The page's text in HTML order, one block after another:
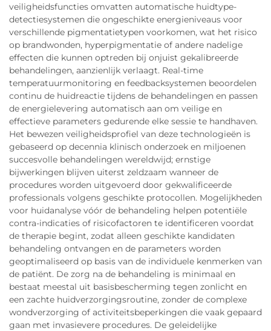
veiligheidsfuncties omvatten automatische huidtype-
detectiesystemen die ongeschikte energieniveaus voor
verschillende pigmentatietypen voorkomen, wat het risico
op brandwonden, hyperpigmentatie of andere nadelige
effecten die kunnen optreden bij onjuist gekalibreerde
behandelingen, aanzienlijk verlaagt. Real-time
temperatuurmonitoring en feedbacksystemen beoordelen
continu de huidreactie tijdens de behandelingen en passen
de energielevering automatisch aan om veilige en
effectieve parameters gedurende elke sessie te handhaven.
Het bewezen veiligheidsprofiel van deze technologieën is
gebaseerd op decennia klinisch onderzoek en miljoenen
succesvolle behandelingen wereldwijd; ernstige
bijwerkingen blijven uiterst zeldzaam wanneer de
procedures worden uitgevoerd door gekwalificeerde
professionals volgens geschikte protocollen. Mogelijkheden
voor huidanalyse vóór de behandeling helpen potentiële
contra-indicaties of risicofactoren te identificeren voordat
de therapie begint, zodat alleen geschikte kandidaten
behandeling ontvangen en de parameters worden
geoptimaliseerd op basis van de individuele kenmerken van
de patiënt. De zorg na de behandeling is minimaal en
bestaat meestal uit basisbescherming tegen zonlicht en
een zachte huidverzorgingsroutine, zonder de complexe
wondverzorging of activiteitsbeperkingen die vaak gepaard
gaan met invasievere procedures. De geleidelijke